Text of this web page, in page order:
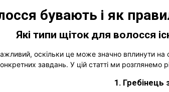
бувають і як
Які типи щіток для волосся
оскільки це може значно вплинути на
завдань. У цій статті ми
1.